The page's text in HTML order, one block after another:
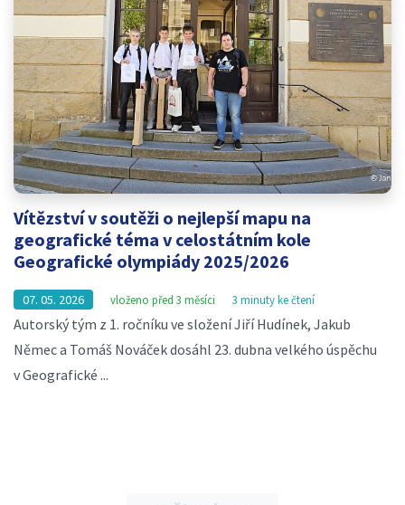
Vítězství v soutěži o nejlepší mapu na
geografické téma v celostátním kole
Geografické olympiády 2025/2026
07. 05. 2026 vloženo před 3 měsíci 3 minuty ke čtení
Autorský tým z 1. ročníku ve složení Jiří Hudínek, Jakub
Němec a Tomáš Nováček dosáhl 23. dubna velkého úspěchu
v Geografické ...